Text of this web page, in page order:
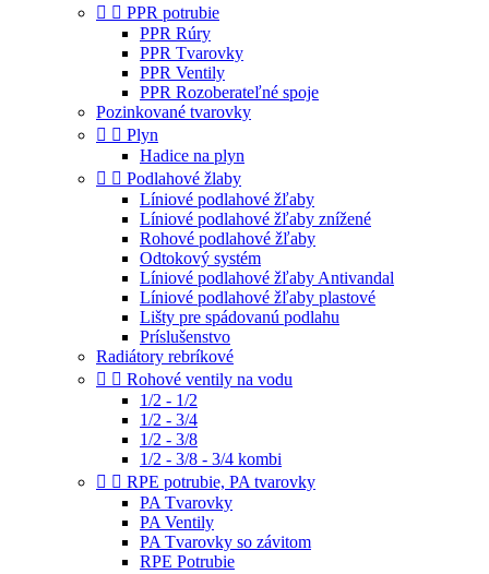
  PPR potrubie
PPR Rúry
PPR Tvarovky
PPR Ventily
PPR Rozoberateľné spoje
Pozinkované tvarovky
  Plyn
Hadice na plyn
  Podlahové žlaby
Líniové podlahové žľaby
Líniové podlahové žľaby znížené
Rohové podlahové žľaby
Odtokový systém
Líniové podlahové žľaby Antivandal
Líniové podlahové žľaby plastové
Lišty pre spádovanú podlahu
Príslušenstvo
Radiátory rebríkové
  Rohové ventily na vodu
1/2 - 1/2
1/2 - 3/4
1/2 - 3/8
1/2 - 3/8 - 3/4 kombi
  RPE potrubie, PA tvarovky
PA Tvarovky
PA Ventily
PA Tvarovky so závitom
RPE Potrubie